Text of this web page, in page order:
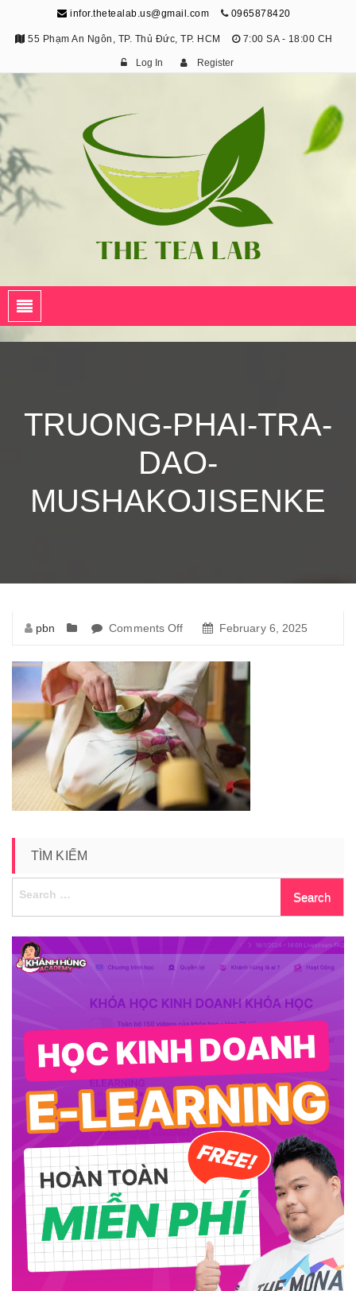
infor.thetealab.us@gmail.com 0965878420
55 Phạm An Ngôn, TP. Thủ Đức, TP. HCM 7:00 SA - 18:00 CH
Log In Register
TRUONG-PHAI-TRA-
DAO-
MUSHAKOJISENKE
pbn Comments Off
phai-
tra-
dao-
mushakojisenke
February 6, 2025
TÌM KIẾM
Search